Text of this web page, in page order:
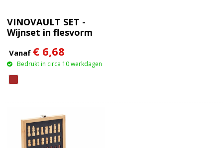
VINOVAULT SET -
Wijnset in flesvorm
Vanaf € 6,68
Bedrukt in circa 10 werkdagen